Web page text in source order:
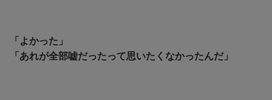
「よかった」
「あれが全部嘘だったって思いたくなかったんだ」